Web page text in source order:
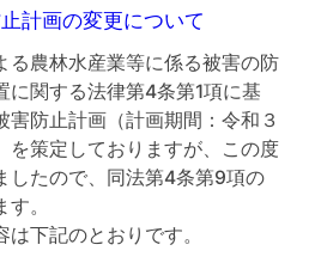
計画の変更について
る農林水産業等に係る被害の防
に関する法律第4条第1項に基
害防止計画（計画期間：令和３
を策定しておりますが、この度
したので、同法第4条第9項の
。
下記のとおりです。